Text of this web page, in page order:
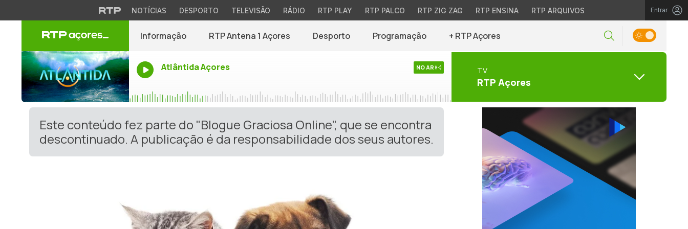
NOTÍCIAS DESPORTO TELEVISÃO RÁDIO RTP PLAY RTP PALCO RTP ZIG ZAG RTP ENSINA RTP ARQUIVOS Entrar
Informação RTP Antena 1 Açores Desporto Programação + RTP Açores
Atlântida Açores NO AR TV
RTP Açores
Este conteúdo fez parte do "Blogue Graciosa Online", que se encontra
descontinuado. A publicação é da responsabilidade dos seus autores.